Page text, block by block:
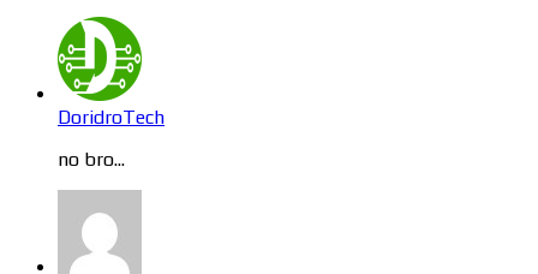
DoridroTech
no bro...